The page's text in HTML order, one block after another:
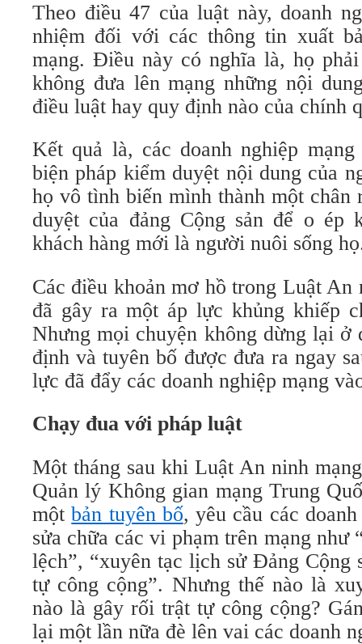
Theo điều 47 của luật này, doanh
nhiệm đối với các thông tin xuất
mạng. Điều này có nghĩa là, họ
không đưa lên mạng những nội
điều luật hay quy định nào của chính
Kết quả là, các doanh nghiệp
biện pháp kiểm duyệt nội dung của
họ vô tình biến mình thành một chân
duyệt của đảng Cộng sản để o ép
khách hàng mới là người nuôi sống
Các điều khoản mơ hồ trong Luật An
đã gây ra một áp lực khủng khiếp
Nhưng mọi chuyện không dừng lại ở
định và tuyên bố được đưa ra ngay
lực đã đẩy các doanh nghiệp mạng
Chạy đua với pháp luật
Một tháng sau khi Luật An ninh
Quản lý Không gian mạng Trung
mộtbản tuyên bố, yêu cầu các
sửa chữa các vi phạm trên mạng như
lệch”, “xuyên tạc lịch sử Đảng Cộng
tự công cộng”. Nhưng thế nào là
nào là gây rối trật tự công cộng?
lại một lần nữa đè lên vai các doanh